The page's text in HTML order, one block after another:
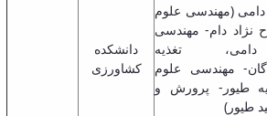
(مهندسی علوم
نژاد دام- مهندسی
تغذیه
مهندسی علوم
طیور- پرورش و
طیور)
دانشکده
کشاورزی